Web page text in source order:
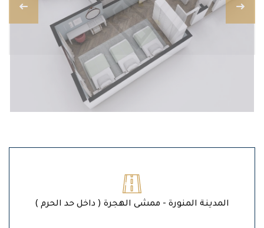
المدينة المنورة - ممشى الهجرة ( داخل حد الحرم )